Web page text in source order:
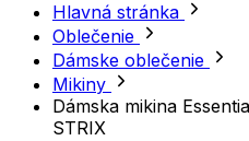
Hlavná stránka
Oblečenie
Dámske oblečenie
Mikiny
Dámska mikina
STRIX